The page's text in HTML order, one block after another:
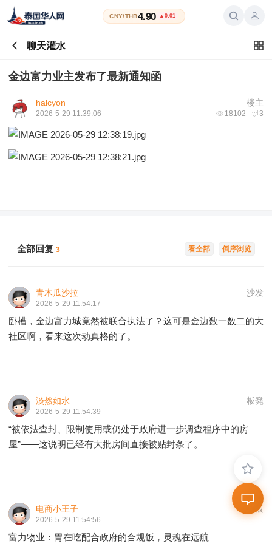
CNY/THB4.90 ▲0.01
聊天灌水
金边富力业主发布了最新通知函
楼主
halcyon
18102 3
2026-5-29 11:39:06
倒序浏览
看全部
全部回复 3
沙发
青木瓜沙拉
2026-5-29 11:54:17
卧槽，金边富力城竟然被联合执法了？这可是金边数一数二的大
社区啊，看来这次动真格的了。
板凳
淡然如水
2026-5-29 11:54:39
“被依法查封、限制使用或仍处于政府进一步调查程序中的房
屋”——这说明已经有大批房间直接被贴封条了。
地板
电商小王子
2026-5-29 11:54:56
富力物业：胃在吃配合政府的合规饭，灵魂在远航